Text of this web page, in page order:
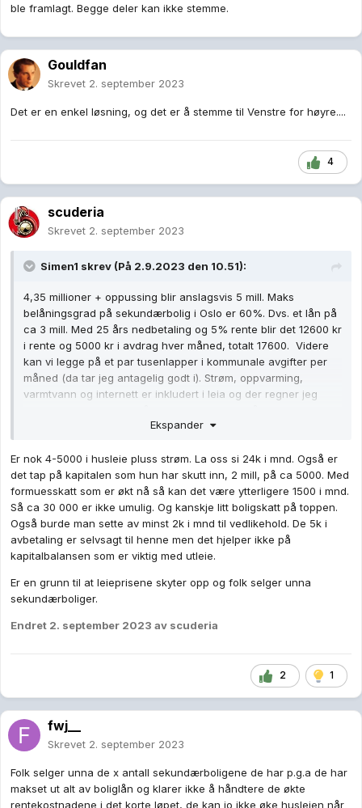
ble framlagt. Begge deler kan ikke stemme.
Gouldfan
Skrevet 2. september 2023
Det er en enkel løsning, og det er å stemme til Venstre for høyre....
4
scuderia
Skrevet 2. september 2023
Simen1 skrev (På 2.9.2023 den 10.51):
4,35 millioner + oppussing blir anslagsvis 5 mill. Maks
belåningsgrad på sekundærbolig i Oslo er 60%. Dvs. et lån på
ca 3 mill. Med 25 års nedbetaling og 5% rente blir det 12600 kr
i rente og 5000 kr i avdrag hver måned, totalt 17600. Videre
kan vi legge på et par tusenlapper i kommunale avgifter per
måned (da tar jeg antagelig godt i). Strøm, oppvarming,
varmtvann og internett er inkludert i leia og der regner jeg
summarum er totale kostnader opp mot 22600 kr, derav 5000
hvordan hun kan påstå at 35 000 /mnd gir tap.
Ekspander
Er nok 4-5000 i husleie pluss strøm. La oss si 24k i mnd. Også er
det tap på kapitalen som hun har skutt inn, 2 mill, på ca 5000. Med
formuesskatt som er økt nå så kan det være ytterligere 1500 i mnd.
Så ca 30 000 er ikke umulig. Og kanskje litt boligskatt på toppen.
Også burde man sette av minst 2k i mnd til vedlikehold. De 5k i
avbetaling er selvsagt til henne men det hjelper ikke på
kapitalbalansen som er viktig med utleie.
Er en grunn til at leieprisene skyter opp og folk selger unna
sekundærboliger.
Endret 2. september 2023 av scuderia
2 1
fwj__
Skrevet 2. september 2023
Folk selger unna de x antall sekundærboligene de har p.g.a de har
makset ut alt av boliglån og klarer ikke å håndtere de økte
rentekostnadene i det korte løpet, de kan jo ikke øke husleien når